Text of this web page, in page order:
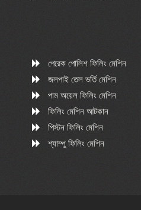
পেরেক পোলিশ ফিলিং মেশিন
জলপাই তেল ভর্তি মেশিন
পাম অয়েল ফিলিং মেশিন
ফিলিং মেশিন আটকান
পিস্টন ফিলিং মেশিন
শ্যাম্পু ফিলিং মেশিন